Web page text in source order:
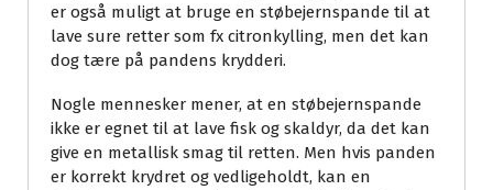
er også muligt at bruge en støbejernspande til at
lave sure retter som fx citronkylling, men det kan
dog tære på pandens krydderi.
Nogle mennesker mener, at en støbejernspande
ikke er egnet til at lave fisk og skaldyr, da det kan
give en metallisk smag til retten. Men hvis panden
er korrekt krydret og vedligeholdt, kan en